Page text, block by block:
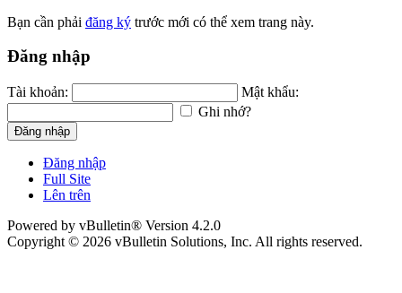
Bạn cần phải đăng ký trước mới có thể xem trang này.
Đăng nhập
Tài khoản:
Mật khẩu:
Ghi nhớ?
Đăng nhập
Đăng nhập
Full Site
Lên trên
Powered by vBulletin® Version 4.2.0
Copyright © 2026 vBulletin Solutions, Inc. All rights reserved.